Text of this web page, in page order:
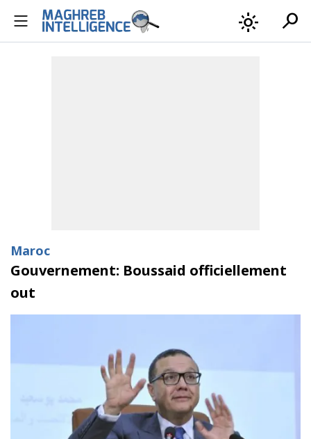
light_mode search
Maroc
Gouvernement: Boussaid officiellement
out